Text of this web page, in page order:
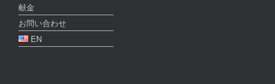
献金
お問い合わせ
EN